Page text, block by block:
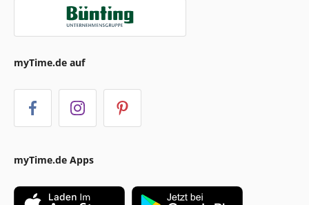
myTime.de auf
myTime.de Apps